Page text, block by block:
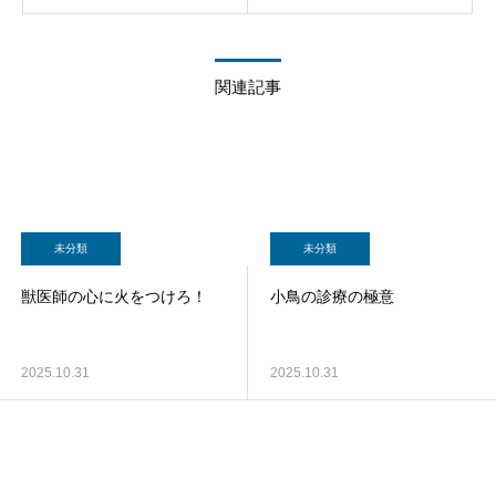
関連記事
未分類
獣医師の心に火をつけろ！
2025.10.31
未分類
小鳥の診療の極意
2025.10.31